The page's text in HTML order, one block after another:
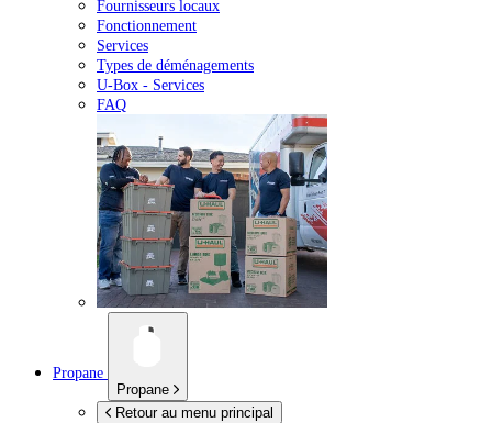
Fournisseurs locaux
Fonctionnement
Services
Types de déménagements
U-Box - Services
FAQ
Propane
Propane
Retour au menu principal